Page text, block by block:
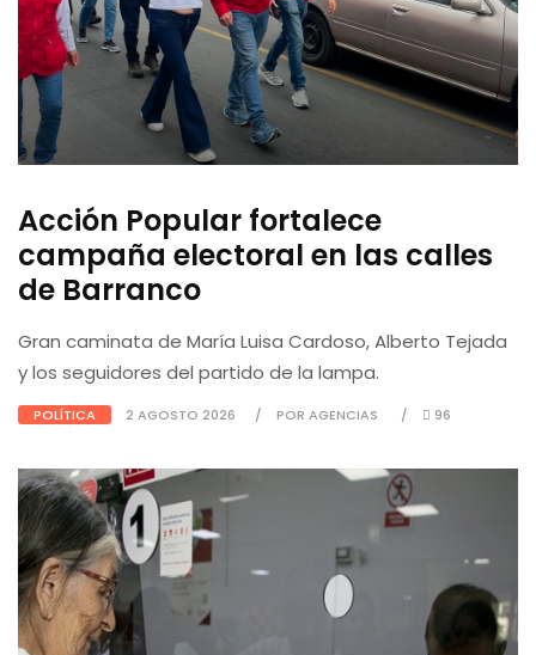
Acción Popular fortalece
campaña electoral en las calles
de Barranco
Gran caminata de María Luisa Cardoso, Alberto Tejada
y los seguidores del partido de la lampa.
POLÍTICA 2 AGOSTO 2026 POR AGENCIAS 96